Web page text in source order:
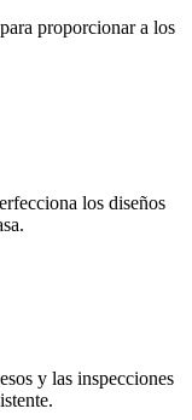
proporcionar a los
los diseños
y las inspecciones